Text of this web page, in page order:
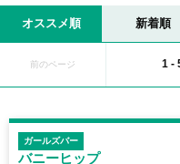
り、住所では大町あたりになりま
があるため、１杯飲んでからガー
おり、置賜町・陣場町・万世町と
クラなど、魅力的な飲みスポット
のスナックやパブが比較的多く、
アに集中しているのが現状です。
オススメ順 新着順
前のページ 1 -
ガールズバー
バニーヒップ